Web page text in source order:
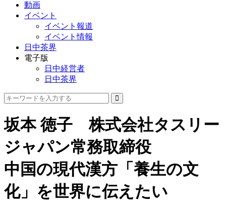
動画
イベント
イベント報道
イベント情報
日中茶界
電子版
日中経営者
日中茶界
坂本 徳子 株式会社タスリー
ジャパン常務取締役
中国の現代漢方「養生の文
化」を世界に伝えたい